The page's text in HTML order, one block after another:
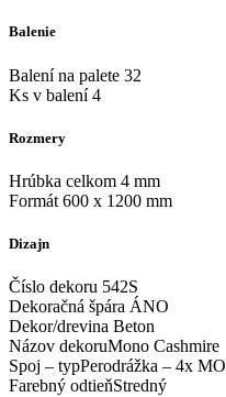
Balenie
Balení na palete 32
Ks v balení 4
Rozmery
Hrúbka celkom 4 mm
Formát 600 x 1200 mm
Dizajn
Číslo dekoru 542S
Dekoračná špára ÁNO
Dekor/drevina Beton
Názov dekoruMono Cashmire
Spoj – typPerodrážka – 4x
Farebný odtieňStredný